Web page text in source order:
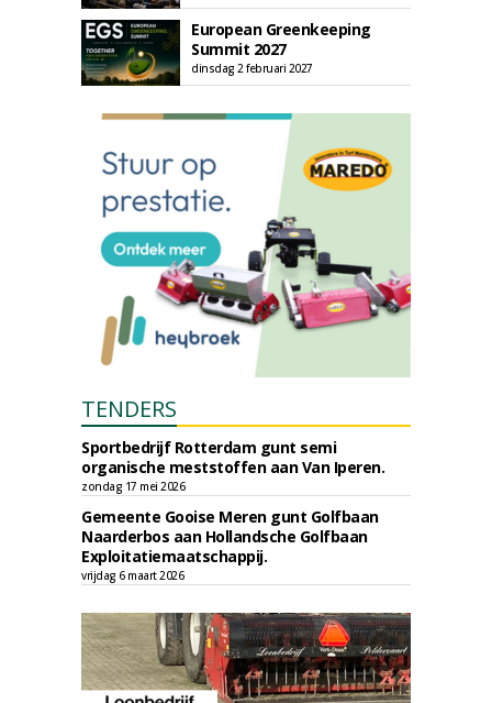
European Greenkeeping
Summit 2027
dinsdag 2 februari 2027
TENDERS
Sportbedrijf Rotterdam gunt semi
organische meststoffen aan Van Iperen.
zondag 17 mei 2026
Gemeente Gooise Meren gunt Golfbaan
Naarderbos aan Hollandsche Golfbaan
Exploitatiemaatschappij.
vrijdag 6 maart 2026